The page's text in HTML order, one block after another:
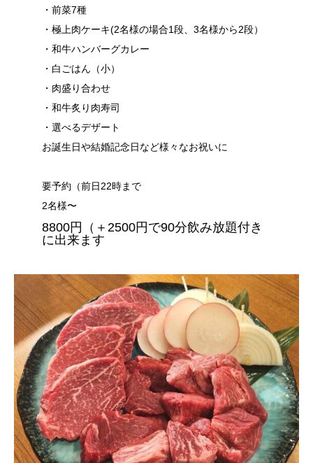
・前菜7種
・極上肉ケーキ(2名様の場合1段、3名様から2段）
・和牛ハンバーグカレー
・白ごはん（小）
・肉盛り合わせ
・和牛炙り肉寿司
・選べるデザート
お誕生日や結婚記念日など様々なお祝いに
要予約（前日22時まで
2名様〜
8800円（＋2500円で90分飲み放題付き
に出来ます